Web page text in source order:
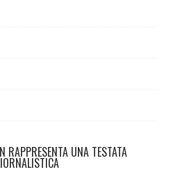
RAPPRESENTA UNA TESTATA